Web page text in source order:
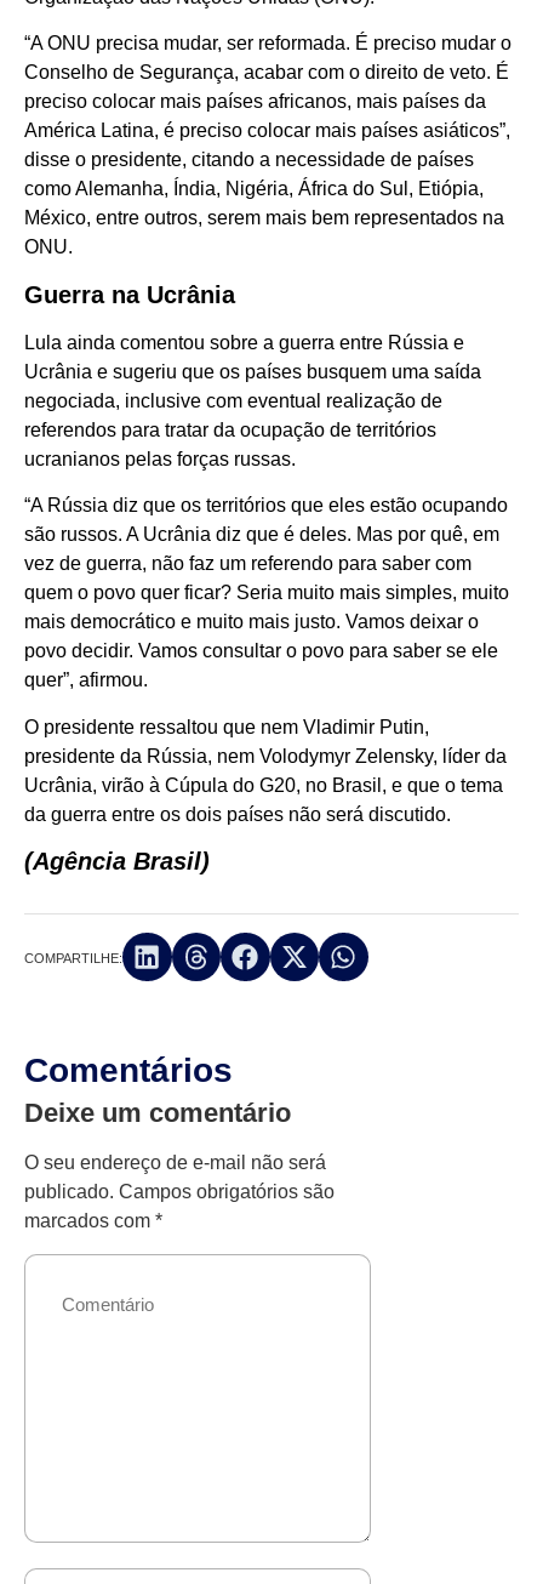
“A ONU precisa mudar, ser reformada. É preciso mudar o
Conselho de Segurança, acabar com o direito de veto. É
preciso colocar mais países africanos, mais países da
América Latina, é preciso colocar mais países asiáticos”,
disse o presidente, citando a necessidade de países
como Alemanha, Índia, Nigéria, África do Sul, Etiópia,
México, entre outros, serem mais bem representados na
ONU.
Guerra na Ucrânia
Lula ainda comentou sobre a guerra entre Rússia e
Ucrânia e sugeriu que os países busquem uma saída
negociada, inclusive com eventual realização de
referendos para tratar da ocupação de territórios
ucranianos pelas forças russas.
“A Rússia diz que os territórios que eles estão ocupando
são russos. A Ucrânia diz que é deles. Mas por quê, em
vez de guerra, não faz um referendo para saber com
quem o povo quer ficar? Seria muito mais simples, muito
mais democrático e muito mais justo. Vamos deixar o
povo decidir. Vamos consultar o povo para saber se ele
quer”, afirmou.
O presidente ressaltou que nem Vladimir Putin,
presidente da Rússia, nem Volodymyr Zelensky, líder da
Ucrânia, virão à Cúpula do G20, no Brasil, e que o tema
da guerra entre os dois países não será discutido.
(Agência Brasil)
COMPARTILHE:
Comentários
Deixe um comentário
O seu endereço de e-mail não será
publicado. Campos obrigatórios são
marcados com *